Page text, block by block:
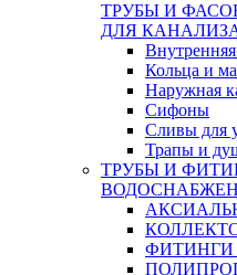
ТРУБЫ И
ДЛЯ
Кольца и
Наружная
Сифоны
Сливы для
Трапы и
ТРУБЫ И